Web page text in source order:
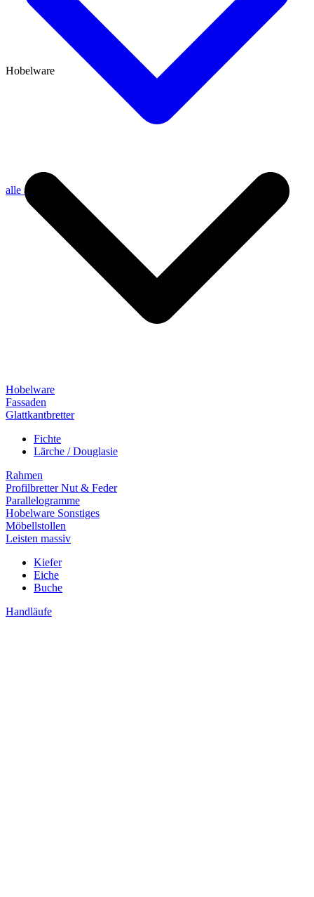
alle anzeigen
Hobelware
Hobelware
Fassaden
Glattkantbretter
Fichte
Lärche / Douglasie
Rahmen
Profilbretter Nut & Feder
Parallelogramme
Hobelware Sonstiges
Möbellstollen
Leisten massiv
Kiefer
Eiche
Buche
Handläufe